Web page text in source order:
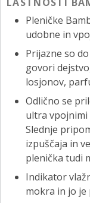
LASTNOSTI
Pleničke
udobne in
Prijazne so
govori
losjonov,
Odlično se
ultra vpojnimi
Slednje
izpuščaja in
plenička tudi
Indikator
mokra in jo